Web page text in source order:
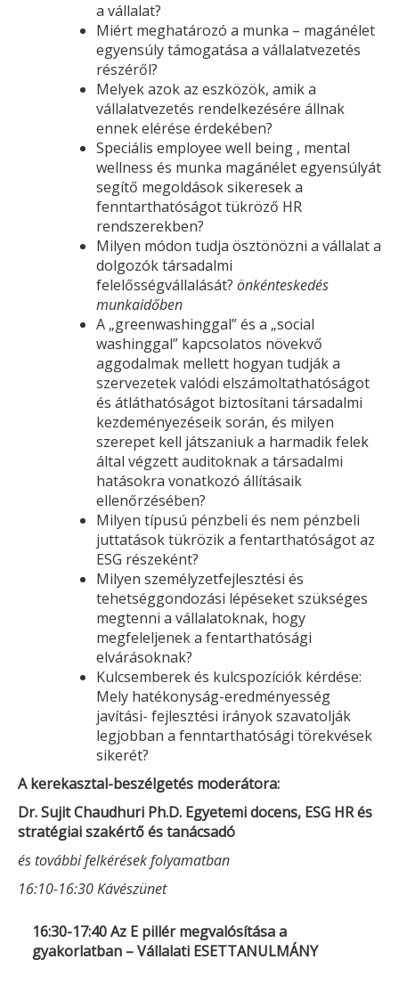
a vállalat?
Miért meghatározó a munka – magánélet
egyensúly támogatása a vállalatvezetés
részéről?
Melyek azok az eszközök, amik a
vállalatvezetés rendelkezésére állnak
ennek elérése érdekében?
Speciális employee well being , mental
wellness és munka magánélet egyensúlyát
segítő megoldások sikeresek a
fenntarthatóságot tükröző HR
rendszerekben?
Milyen módon tudja ösztönözni a vállalat a
dolgozók társadalmi
felelősségvállalását? önkénteskedés
munkaidőben
A „greenwashinggal” és a „social
washinggal” kapcsolatos növekvő
aggodalmak mellett hogyan tudják a
szervezetek valódi elszámoltathatóságot
és átláthatóságot biztosítani társadalmi
kezdeményezéseik során, és milyen
szerepet kell játszaniuk a harmadik felek
által végzett auditoknak a társadalmi
hatásokra vonatkozó állításaik
ellenőrzésében?
Milyen típusú pénzbeli és nem pénzbeli
juttatások tükrözik a fentarthatóságot az
ESG részeként?
Milyen személyzetfejlesztési és
tehetséggondozási lépéseket szükséges
megtenni a vállalatoknak, hogy
megfeleljenek a fentarthatósági
elvárásoknak?
Kulcsemberek és kulcspozíciók kérdése:
Mely hatékonyság-eredményesség
javítási- fejlesztési irányok szavatolják
legjobban a fenntarthatósági törekvések
sikerét?
A kerekasztal-beszélgetés moderátora:
Dr. Sujit Chaudhuri Ph.D. Egyetemi docens, ESG HR és
stratégiai szakértő és tanácsadó
és további felkérések folyamatban
16:10-16:30 Kávészünet
16:30-17:40 Az E pillér megvalósítása a
gyakorlatban – Vállalati ESETTANULMÁNY